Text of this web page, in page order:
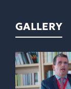
GALLERY